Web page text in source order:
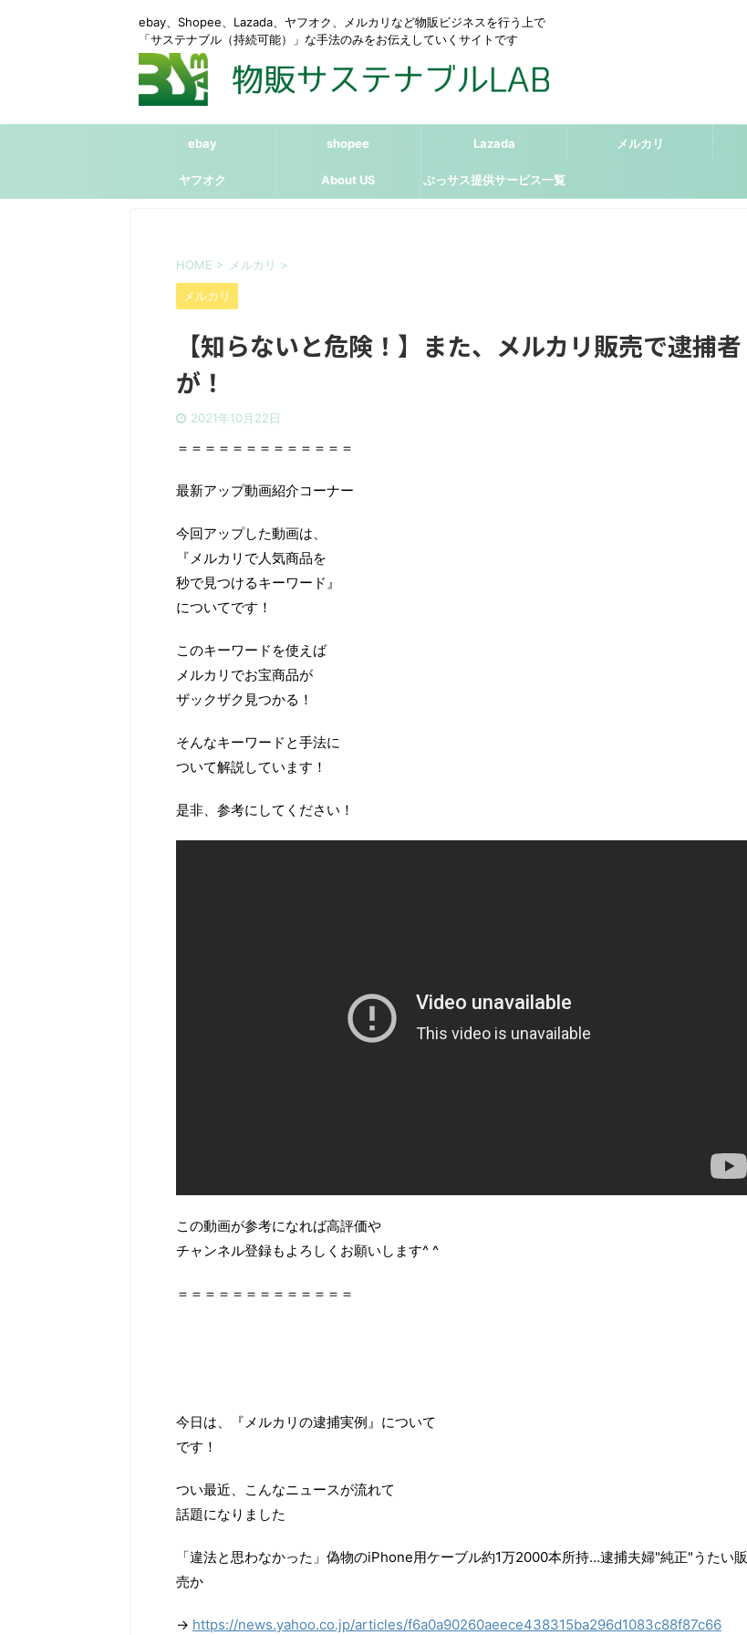
ebay、Shopee、Lazada、ヤフオク、メルカリなど物販ビジネスを行う上で
「サステナブル（持続可能）」な手法のみをお伝えしていくサイトです
ebay shopee Lazada メルカリ
ヤフオク About US ぶっサス提供サービス一覧
HOME > メルカリ >
メルカリ
【知らないと危険！】また、メルカリ販売で逮捕者
が！
2021年10月22日
＝＝＝＝＝＝＝＝＝＝＝＝＝
最新アップ動画紹介コーナー
今回アップした動画は、
『メルカリで人気商品を
秒で見つけるキーワード』
についてです！
このキーワードを使えば
メルカリでお宝商品が
ザックザク見つかる！
そんなキーワードと手法に
ついて解説しています！
是非、参考にしてください！
この動画が参考になれば高評価や
チャンネル登録もよろしくお願いします^ ^
＝＝＝＝＝＝＝＝＝＝＝＝＝
今日は、『メルカリの逮捕実例』について
です！
つい最近、こんなニュースが流れて
話題になりました
「違法と思わなかった」偽物のiPhone用ケーブル約1万2000本所持…逮捕夫婦"純正"うたい販
売か
→ https://news.yahoo.co.jp/articles/f6a0a90260aeece438315ba296d1083c88f87c66